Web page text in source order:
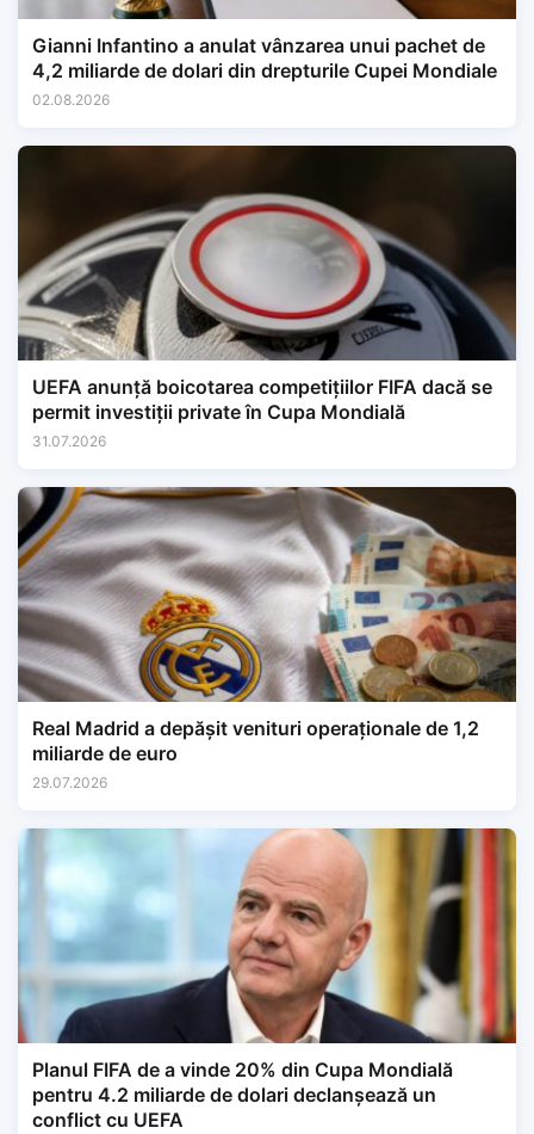
Gianni Infantino a anulat vânzarea unui pachet de
4,2 miliarde de dolari din drepturile Cupei Mondiale
02.08.2026
UEFA anunță boicotarea competițiilor FIFA dacă se
permit investiții private în Cupa Mondială
31.07.2026
Real Madrid a depășit venituri operaționale de 1,2
miliarde de euro
29.07.2026
Planul FIFA de a vinde 20% din Cupa Mondială
pentru 4.2 miliarde de dolari declanșează un
conflict cu UEFA